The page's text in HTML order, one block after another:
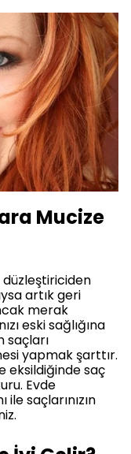
Mucize
düzleştiriciden
artık geri
merak
eski sağlığına
saçları
yapmak şarttır.
eksildiğinde saç
Evde
ile saçlarınızın